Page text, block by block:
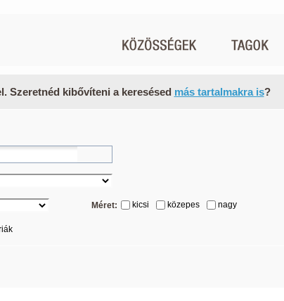
Szeretnéd kibővíteni a keresésed más tartalmakra is?
Méret: kicsi közepes nagy